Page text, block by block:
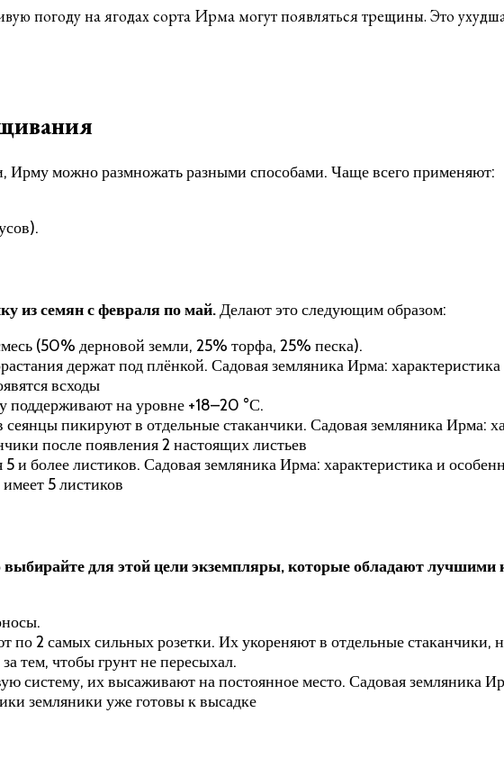
погоду на ягодах сорта Ирма могут появляться трещины. Это
Ирму можно размножать разными способами. Чаще всего применяют:
из семян с февраля по май.Делают это следующим образом:
(50% дерновой земли, 25% торфа, 25% песка).
держат под плёнкой. Садовая земляника Ирма:
всходы
поддерживают на уровне +18–20 °С.
пикируют в отдельные стаканчики. Садовая земляника Ирма:
после появления 2 настоящих листьев
5 и более листиков. Садовая земляника Ирма: характеристика и
5 листиков
для этой цели экземпляры, которые обладают лучшими
2 самых сильных розетки. Их укореняют в отдельные стаканчики,
тем, чтобы грунт не пересыхал.
систему, их высаживают на постоянное место. Садовая земляника
земляники уже готовы к высадке